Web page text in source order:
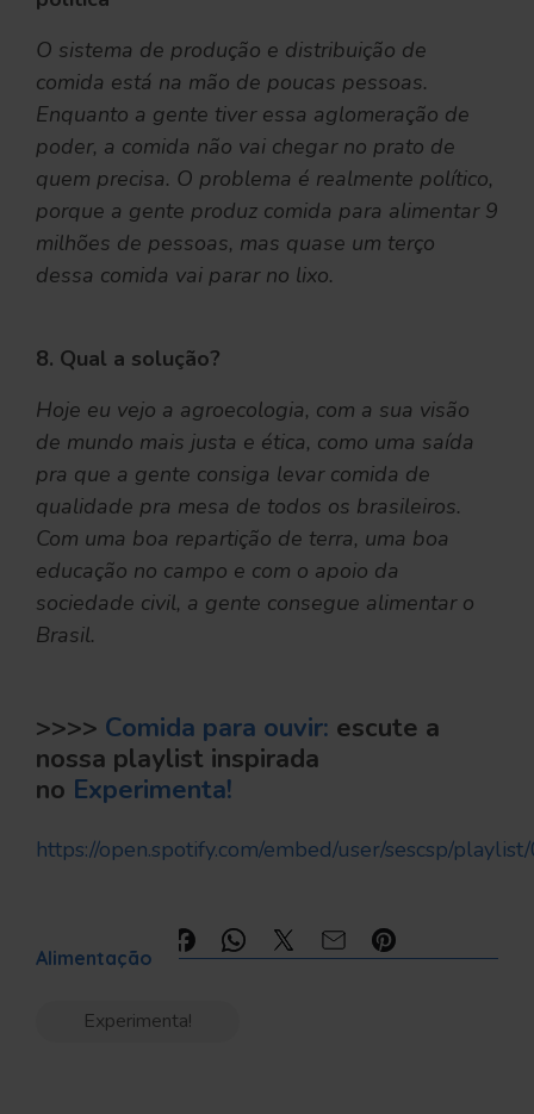
O sistema de produção e distribuição de
comida está na mão de poucas pessoas.
Enquanto a gente tiver essa aglomeração de
poder, a comida não vai chegar no prato de
quem precisa. O problema é realmente político,
porque a gente produz comida para alimentar 9
milhões de pessoas, mas quase um terço
dessa comida vai parar no lixo.
8. Qual a solução?
Hoje eu vejo a agroecologia, com a sua visão
de mundo mais justa e ética, como uma saída
pra que a gente consiga levar comida de
qualidade pra mesa de todos os brasileiros.
Com uma boa repartição de terra, uma boa
educação no campo e com o apoio da
sociedade civil, a gente consegue alimentar o
Brasil.
>>>> Comida para ouvir: escute a
nossa playlist inspirada
no Experimenta!
https://open.spotify.com/embed/user/sescsp/
Alimentação
Experimenta!